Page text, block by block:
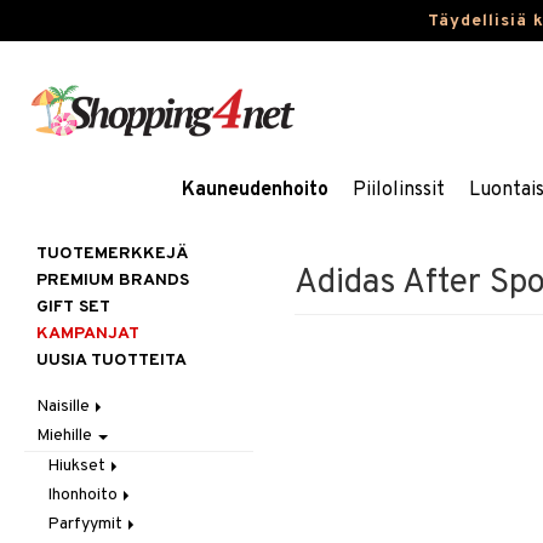
Täydellisiä
Kauneudenhoito Piilolinssit
Adidas After
TUOTEMERKKEJÄ
PREMIUM BRANDS
GIFT SET
KAMPANJAT
UUSIA TUOTTEITA
Naisille
Hiukset
Gift Set
Harjat / Kammat
Hiuskuurit
Ihonhoito
Aurinkotuotteet
Erikoistuotteet
Korut
Kaulakorut
Kosmetiikka
Miehille
Hiukset
Hiustenlähtö
Hiusväri
Ihonhoito
Aurinkotuotteet
Parfyymit